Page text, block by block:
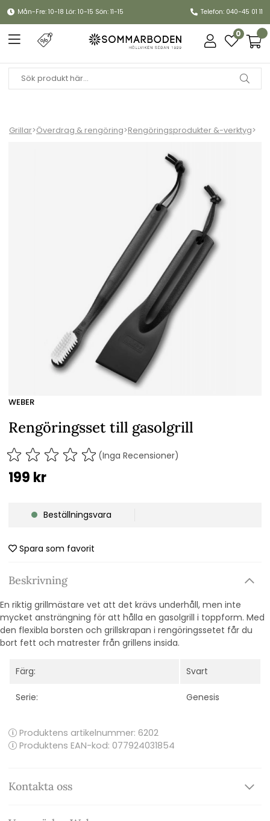
Mån-Fre: 10-18 Lör: 10-15 Sön: 11-15 Telefon: 040-45 01 11
0
Grillar>Överdrag & rengöring>Rengöringsprodukter &-verktyg>
WEBER
Rengöringsset till gasolgrill
(Inga Recensioner)
199 kr
Beställningsvara
Spara som favorit
Beskrivning
En riktig grillmästare vet att det krävs underhåll, men inte
mycket ansträngning för att hålla en gasolgrill i toppform. Med
den flexibla borsten och grillskrapan i rengöringssetet får du
bort fett och matrester från grillens insida.
Färg: Svart
Serie: Genesis
Produktens artikelnummer: 6202
Produktens EAN-kod: 077924031854
Kontakta oss